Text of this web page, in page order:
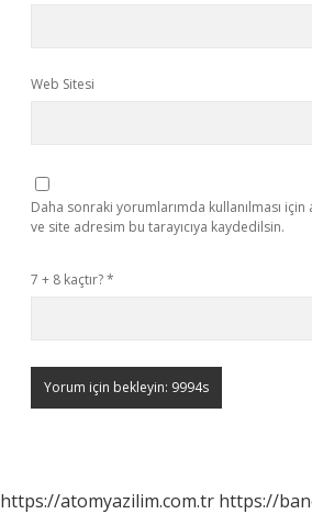
Web Sitesi
Daha sonraki yorumlarımda kullanılması
ve site adresim bu tarayıcıya kaydedilsin.
7 + 8 kaçtır?*
https://atomyazilim.com.tr https://